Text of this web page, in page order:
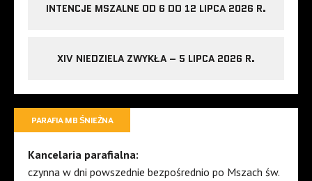
INTENCJE MSZALNE OD 6 DO 12 LIPCA 2026 R.
XIV NIEDZIELA ZWYKŁA – 5 LIPCA 2026 R.
PARAFIA MB ŚNIEŻNA
Kancelaria parafialna:
czynna w dni powszednie bezpośrednio po Mszach św.